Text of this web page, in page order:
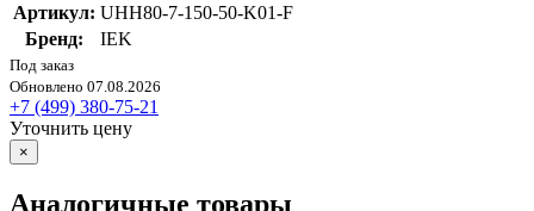
Артикул: UHH80-7-150-50-K01-F
Бренд:
IEK
Под заказ
Обновлено 07.08.2026
+7 (499) 380-75-21
Уточнить цену
×
Аналогичные товары